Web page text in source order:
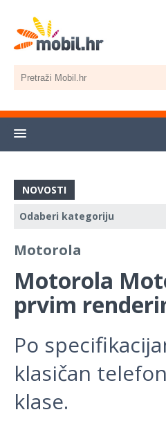
NOVOSTI
Motorola
Motorola
prvim
Po
klasičan
klase.